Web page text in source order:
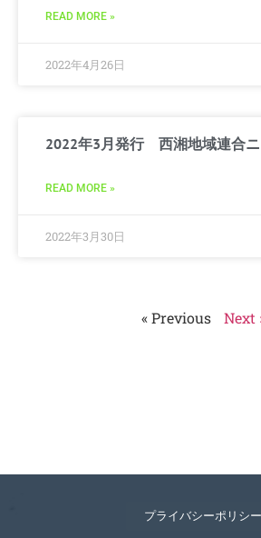
READ MORE »
2022年4月26日
2022年3月発行 西湘地域連合
READ MORE »
2022年3月30日
« Previous Next
プライバシーポリシー